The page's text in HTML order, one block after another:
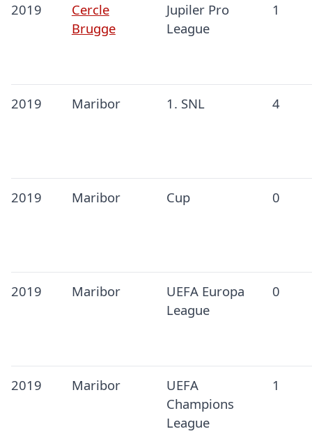
2019
Cercle
Brugge
Jupiler Pro
League
1
2019 Maribor 1. SNL 4
2019 Maribor Cup 0
2019 Maribor
UEFA Europa
League
0
2019 Maribor
UEFA
Champions
League
1